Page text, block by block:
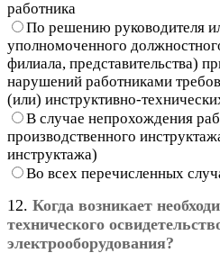
работника
По решению руководителя
уполномоченного
филиала, представительства)
нарушений работниками
(или) инструктивно-
В случае непрохождения
производственного
инструктажа)
Во всех перечисленных
12. Когда возникает
технического
электрооборудования?